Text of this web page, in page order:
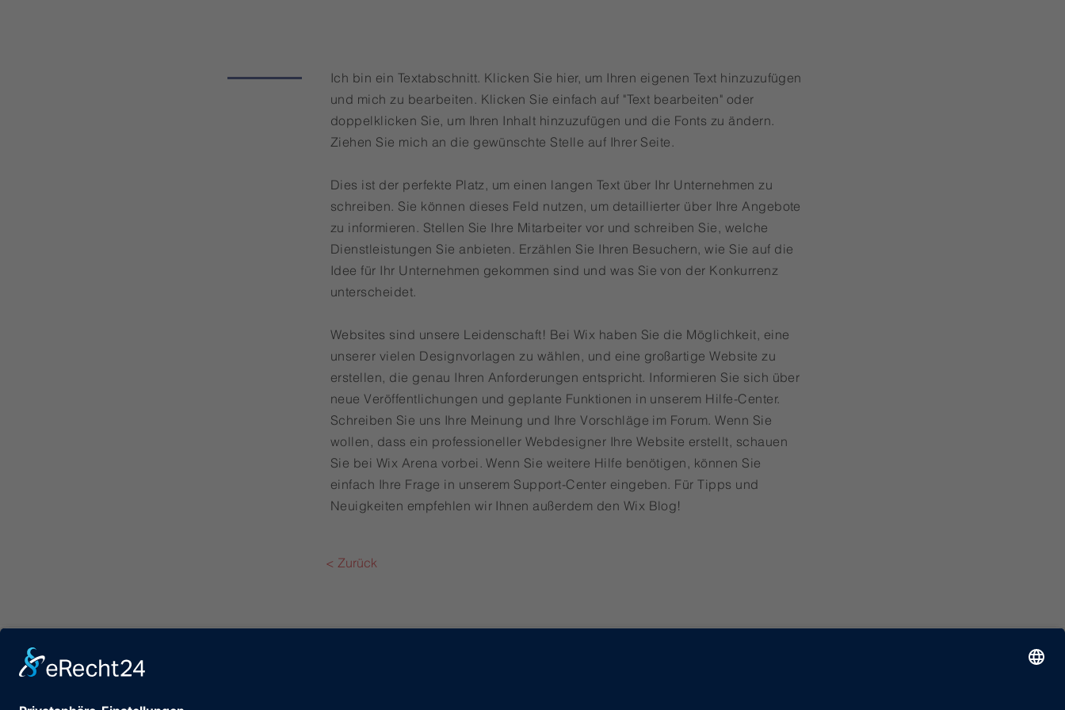
Ich bin ein Textabschnitt. Klicken Sie hier, um Ihren eigenen Text hinzuzufügen
und mich zu bearbeiten. Klicken Sie einfach auf "Text bearbeiten" oder
doppelklicken Sie, um Ihren Inhalt hinzuzufügen und die Fonts zu ändern.
Ziehen Sie mich an die gewünschte Stelle auf Ihrer Seite.
Dies ist der perfekte Platz, um einen langen Text über Ihr Unternehmen zu
schreiben. Sie können dieses Feld nutzen, um detaillierter über Ihre Angebote
zu informieren. Stellen Sie Ihre Mitarbeiter vor und schreiben Sie, welche
Dienstleistungen Sie anbieten. Erzählen Sie Ihren Besuchern, wie Sie auf die
Idee für Ihr Unternehmen gekommen sind und was Sie von der Konkurrenz
unterscheidet.
Websites sind unsere Leidenschaft! Bei Wix haben Sie die Möglichkeit, eine
unserer vielen Designvorlagen zu wählen, und eine großartige Website zu
erstellen, die genau Ihren Anforderungen entspricht. Informieren Sie sich über
neue Veröffentlichungen und geplante Funktionen in unserem Hilfe-Center.
Schreiben Sie uns Ihre Meinung und Ihre Vorschläge im Forum. Wenn Sie
wollen, dass ein professioneller Webdesigner Ihre Website erstellt, schauen
Sie bei Wix Arena vorbei. Wenn Sie weitere Hilfe benötigen, können Sie
einfach Ihre Frage in unserem Support-Center eingeben. Für Tipps und
Neuigkeiten empfehlen wir Ihnen außerdem den Wix Blog!
< Zurück